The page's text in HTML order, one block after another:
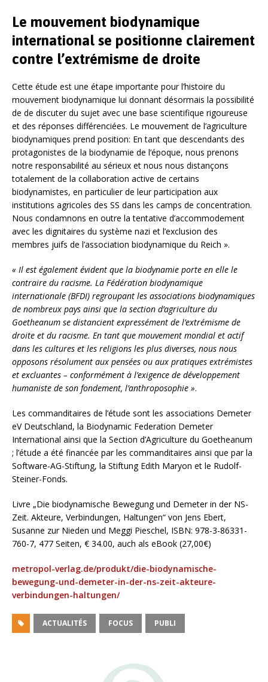
Le mouvement biodynamique
international se positionne clairement
contre l’extrémisme de droite
Cette étude est une étape importante pour l’histoire du
mouvement biodynamique lui donnant désormais la possibilité
de de discuter du sujet avec une base scientifique rigoureuse
et des réponses différenciées. Le mouvement de l’agriculture
biodynamiques prend position: En tant que descendants des
protagonistes de la biodynamie de l’époque, nous prenons
notre responsabilité au sérieux et nous nous distançons
totalement de la collaboration active de certains
biodynamistes, en particulier de leur participation aux
institutions agricoles des SS dans les camps de concentration.
Nous condamnons en outre la tentative d’accommodement
avec les dignitaires du système nazi et l’exclusion des
membres juifs de l’association biodynamique du Reich ».
« Il est également évident que la biodynamie porte en elle le
contraire du racisme. La Fédération biodynamique
internationale (BFDI) regroupant les associations biodynamiques
de nombreux pays ainsi que la section d’agriculture du
Goetheanum se distancient expressément de l’extrémisme de
droite et du racisme. En tant que mouvement mondial et actif
dans les cultures et les religions les plus diverses, nous nous
opposons résolument aux pensées ou aux pratiques extrémistes
et excluantes – conformément à l’exigence de développement
humaniste de son fondement, l’anthroposophie ».
Les commanditaires de l’étude sont les associations Demeter
eV Deutschland, la Biodynamic Federation Demeter
International ainsi que la Section d’Agriculture du Goetheanum
; l’étude a été financée par les commanditaires ainsi que par la
Software-AG-Stiftung, la Stiftung Edith Maryon et le Rudolf-
Steiner-Fonds.
Livre „Die biodynamische Bewegung und Demeter in der NS-
Zeit. Akteure, Verbindungen, Haltungen“ von Jens Ebert,
Susanne zur Nieden und Meggi Pieschel, ISBN: 978-3-86331-
760-7, 477 Seiten, € 34.00, auch als eBook (27,00€)
metropol-verlag.de/produkt/die-biodynamische-
bewegung-und-demeter-in-der-ns-zeit-akteure-
verbindungen-haltungen/
ACTUALITÉS FOCUS PUBLI